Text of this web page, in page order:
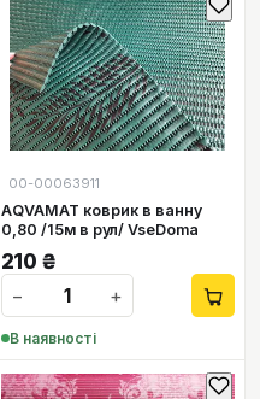
00-00063911
AQVAMAT коврик в ванну
0,80 /15м в рул/ VseDoma
210 ₴
−
+
В наявності